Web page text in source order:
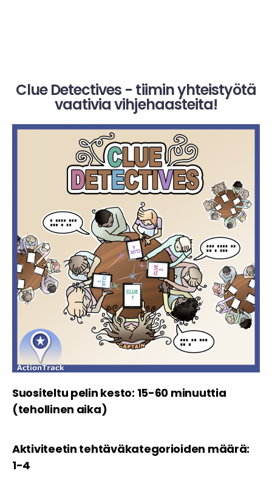
Clue Detectives - tiimin yhteistyötä
vaativia vihjehaasteita!
Suositeltu pelin kesto: 15-60 minuuttia
(tehollinen aika)
Aktiviteetin tehtäväkategorioiden määrä:
1-4